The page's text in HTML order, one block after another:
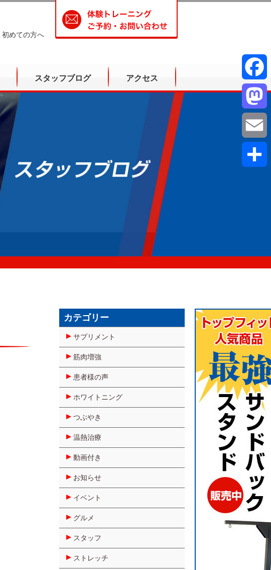
初めての方へ
スタッフブログ アクセス
カテゴリー
サプリメント
筋肉増強
患者様の声
ホワイトニング
つぶやき
温熱治療
動画付き
お知らせ
イベント
グルメ
スタッフ
ストレッチ
Facebook
Mastodon